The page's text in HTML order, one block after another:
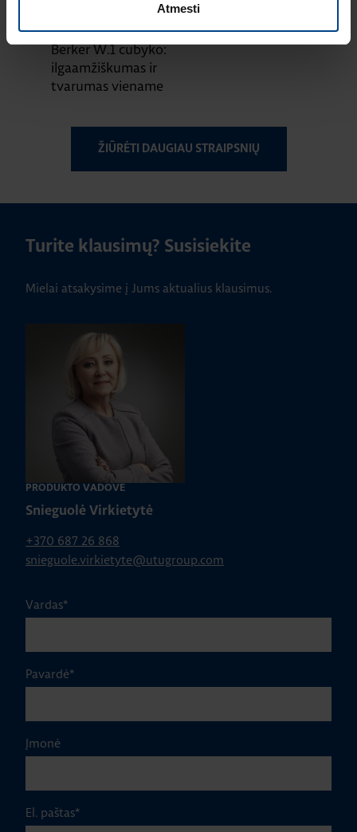
Atmesti
Berker W.1 cubyko:
ilgaamžiškumas ir
tvarumas viename
ŽIŪRĖTI DAUGIAU STRAIPSNIŲ
Turite klausimų? Susisiekite
Mielai atsakysime į Jums aktualius klausimus.
PRODUKTO VADOVĖ
Snieguolė Virkietytė
+370 687 26 868
snieguole.virkietyte@utugroup.com
Vardas*
Pavardė*
Įmonė
El. paštas*